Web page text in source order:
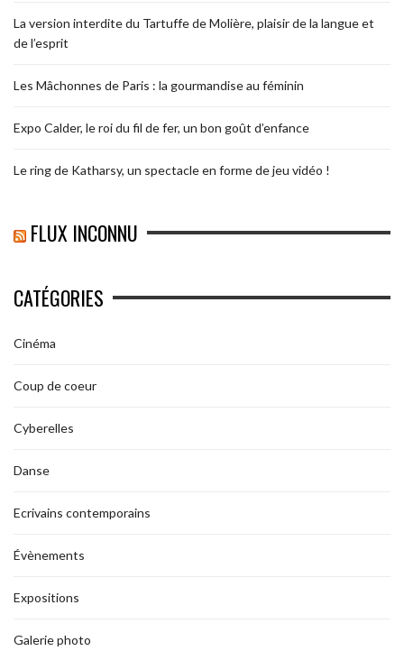
La version interdite du Tartuffe de Molière, plaisir de la langue et
de l’esprit
Les Mâchonnes de Paris : la gourmandise au féminin
Expo Calder, le roi du fil de fer, un bon goût d’enfance
Le ring de Katharsy, un spectacle en forme de jeu vidéo !
FLUX INCONNU
CATÉGORIES
Cinéma
Coup de coeur
Cyberelles
Danse
Ecrivains contemporains
Évènements
Expositions
Galerie photo